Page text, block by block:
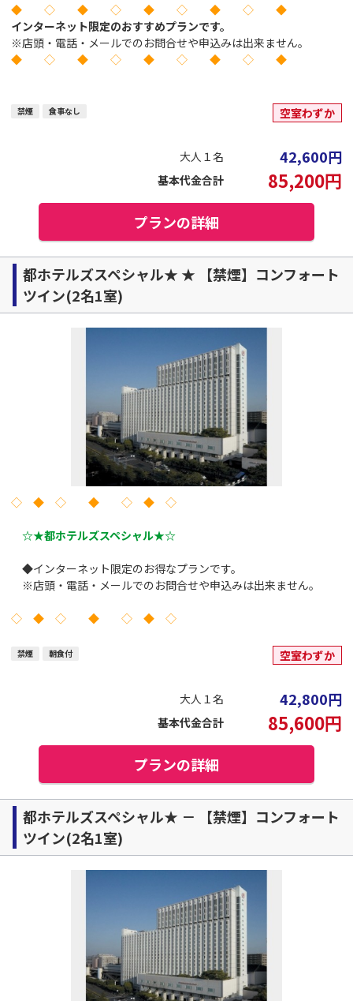
◆ ◇ ◆ ◇ ◆ ◇ ◆ ◇ ◆
インターネット限定のおすすめプランです。
※店頭・電話・メールでのお問合せや申込みは出来ません。
◆ ◇ ◆ ◇ ◆ ◇ ◆ ◇ ◆
禁煙 食事なし 空室わずか
大人１名 42,600円
基本代金合計 85,200円
プランの詳細
都ホテルズスペシャル★ ★ 【禁煙】コンフォート
ツイン(2名1室)
◇ ◆ ◇ ◆ ◇ ◆ ◇
☆★都ホテルズスペシャル★☆
◆インターネット限定のお得なプランです。
※店頭・電話・メールでのお問合せや申込みは出来ません。
◇ ◆ ◇ ◆ ◇ ◆ ◇
禁煙 朝食付 空室わずか
大人１名 42,800円
基本代金合計 85,600円
プランの詳細
都ホテルズスペシャル★ － 【禁煙】コンフォート
ツイン(2名1室)